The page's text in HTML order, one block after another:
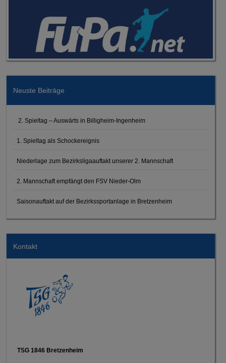
Neuste Beiträge
2. Spieltag – Auswärts in Billigheim-Ingenheim
1. Spieltag als Schockereignis
Niederlage zum Bezirksligaauftakt unserer 2. Mannschaft
2. Mannschaft empfängt den FSV Nieder-Olm
Saisonauftakt auf der Bezirkssportanlage in Bretzenheim
Kontakt
TSG 1846 Bretzenheim